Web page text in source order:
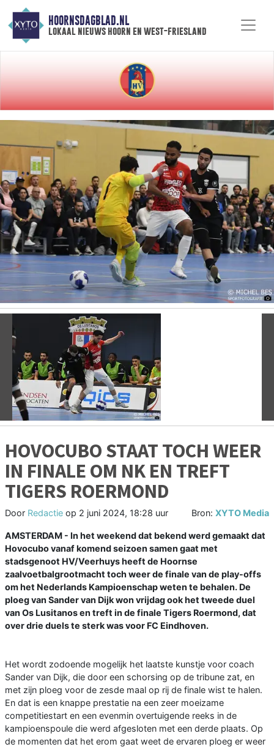
HOORNSDAGBLAD.NL
lokaal nieuws hoorn en west-friesland
Vorige
HOVOCUBO STAAT TOCH WEER
IN FINALE OM NK EN TREFT
TIGERS ROERMOND
Door Redactie op 2 juni 2024, 18:28 uur Bron: XYTO Media
AMSTERDAM - In het weekend dat bekend werd gemaakt dat
Hovocubo vanaf komend seizoen samen gaat met
stadsgenoot HV/Veerhuys heeft de Hoornse
zaalvoetbalgrootmacht toch weer de finale van de play-offs
om het Nederlands Kampioenschap weten te behalen. De
ploeg van Sander van Dijk won vrijdag ook het tweede duel
van Os Lusitanos en treft in de finale Tigers Roermond, dat
over drie duels te sterk was voor FC Eindhoven.
Het wordt zodoende mogelijk het laatste kunstje voor coach
Sander van Dijk, die door een schorsing op de tribune zat, en
met zijn ploeg voor de zesde maal op rij de finale wist te halen.
En dat is een knappe prestatie na een zeer moeizame
competitiestart en een evenmin overtuigende reeks in de
kampioenspoule die werd afgesloten met een derde plaats. Op
de momenten dat het erom gaat weet de ervaren ploeg er weer